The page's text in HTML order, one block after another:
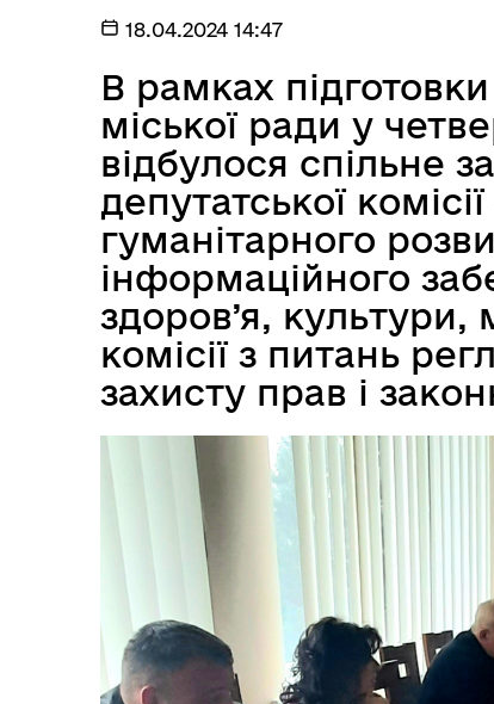
18.04.2024 14:47
В рамках підготовки
міської ради у
відбулося спільне
депутатської
гуманітарного
інформаційного
здоров’я, культури,
комісії з питань
захисту прав і